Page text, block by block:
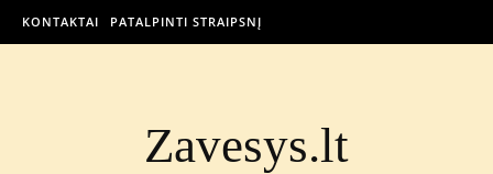
KONTAKTAI PATALPINTI STRAIPSNĮ
Zavesys.lt